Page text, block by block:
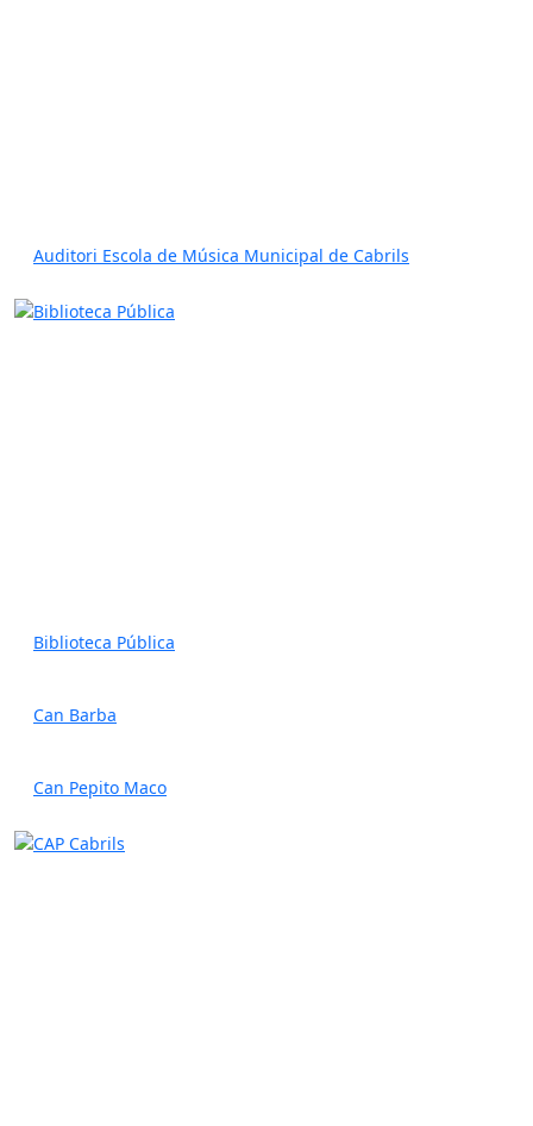
Auditori Escola de Música Municipal de Cabrils
Biblioteca Pública
Can Barba
Can Pepito Maco